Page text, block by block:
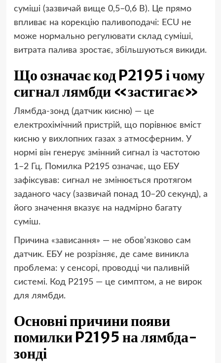
суміші (зазвичай вище 0,5–0,6 В). Це прямо
впливає на корекцію паливоподачі: ECU не
може нормально регулювати склад суміші,
витрата палива зростає, збільшуються викиди.
Що означає код P2195 і чому
сигнал лямбди «застигає»
Лямбда-зонд (датчик кисню) — це
електрохімічний пристрій, що порівнює вміст
кисню у вихлопних газах з атмосферним. У
нормі він генерує змінний сигнал із частотою
1–2 Гц. Помилка P2195 означає, що ЕБУ
зафіксував: сигнал не змінюється протягом
заданого часу (зазвичай понад 10–20 секунд), а
його значення вказує на надмірно багату
суміш.
Причина «зависання» — не обов’язково сам
датчик. ЕБУ не розрізняє, де саме виникла
проблема: у сенсорі, проводці чи паливній
системі. Код P2195 — це симптом, а не вирок
для лямбди.
Основні причини появи
помилки P2195 на лямбда-
зонді